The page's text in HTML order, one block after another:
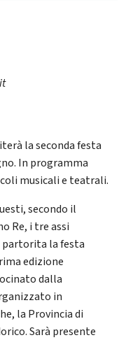
la seconda festa
In programma
musicali e teatrali.
secondo il
Re, i tre assi
partorita la festa
edizione
dalla
in
la Provincia di
Sarà presente